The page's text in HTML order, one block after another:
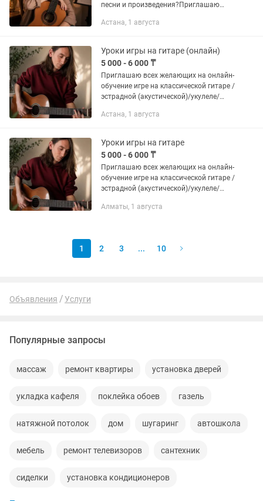
песни и произведения?Приглашаю
(Zoom). Меня зовут Анжелика и я
Астана, 1 августа
Уроки игры на гитаре (онлайн)
5 000 - 6 000 ₸
Приглашаю всех желающих на онлайн-
обучение игре на классической гитаре /
эстрадной (акустической)/укулеле/
образование ( ВГИК ). Класс В.В.
Астана, 1 августа
Уроки игры на гитаре
5 000 - 6 000 ₸
Приглашаю всех желающих на онлайн-
обучение игре на классической гитаре /
эстрадной (акустической)/укулеле/
образование ( ВГИК ). Класс В.В.
Алматы, 1 августа
1 2 3 ... 10
Объявления Услуги
Популярные запросы
массаж ремонт квартиры установка дверей
укладка кафеля поклейка обоев газель
натяжной потолок дом шугаринг автошкола
мебель ремонт телевизоров сантехник
сиделки установка кондиционеров